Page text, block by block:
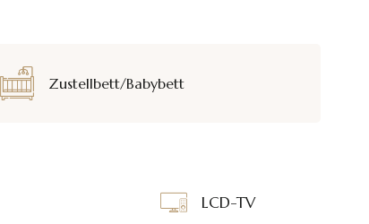
Zustellbett/Babybett
LCD-TV